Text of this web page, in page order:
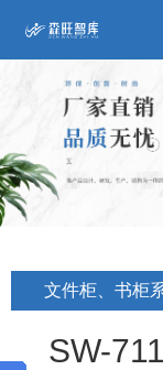
文件柜、书柜
SW-